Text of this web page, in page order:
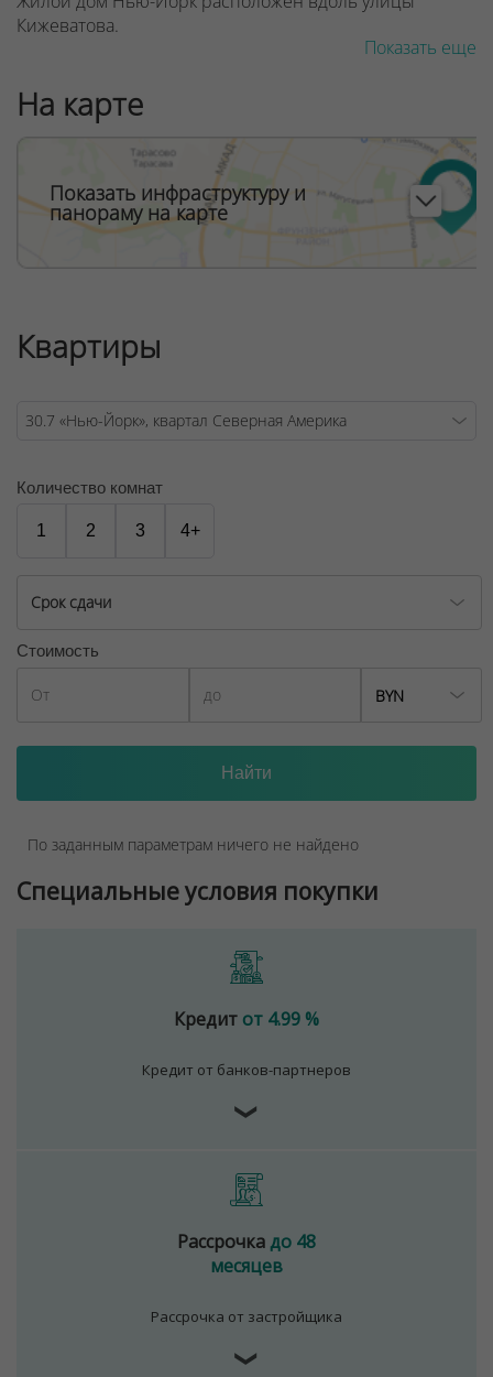
Кижеватова.
просторный и уютный внутренний двор,
спланированный по принципу парковой зоны.
ООО "Твоя столицаконсалт", УНП 190285638, лицензия
№02240/129 от 06.09.06г.
Договор на оказание риэлтерских услуг № 447/6, от
Показать еще
На карте
Показать инфраструктуру и
панораму на карте
Квартиры
Количество комнат
1 2 3 4+
Срок сдачи
Стоимость
BYN
По заданным параметрам ничего не найдено
Специальные условия покупки
Кредит от 4.99 %
Кредит от банков-партнеров
❯
Рассрочкадо 48
месяцев
Рассрочка от застройщика
❯